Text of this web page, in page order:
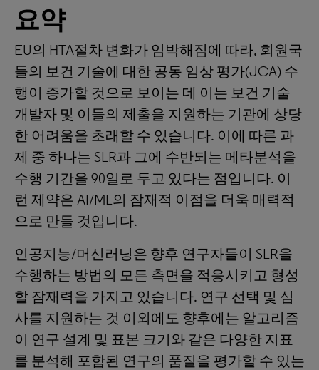
요약
EU의 HTA절차 변화가 임박해짐에 따라, 회원국
들의 보건 기술에 대한 공동 임상 평가(JCA) 수
행이 증가할 것으로 보이는 데 이는 보건 기술
개발자 및 이들의 제출을 지원하는 기관에 상당
한 어려움을 초래할 수 있습니다. 이에 따른 과
제 중 하나는 SLR과 그에 수반되는 메타분석을
수행 기간을 90일로 두고 있다는 점입니다. 이
런 제약은 AI/ML의 잠재적 이점을 더욱 매력적
으로 만들 것입니다.
인공지능/머신러닝은 향후 연구자들이 SLR을
수행하는 방법의 모든 측면을 적응시키고 형성
할 잠재력을 가지고 있습니다. 연구 선택 및 심
사를 지원하는 것 이외에도 향후에는 알고리즘
이 연구 설계 및 표본 크기와 같은 다양한 지표
를 분석해 포함된 연구의 품질을 평가할 수 있는